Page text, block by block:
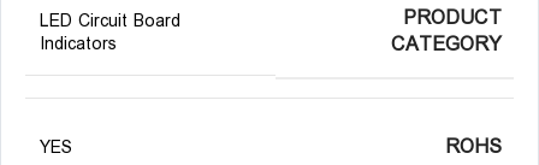
PRODUCT
CATEGORY
LED Circuit Board
Indicators
ROHS
YES